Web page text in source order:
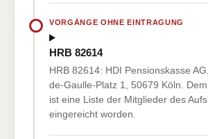
VORGÄNGE OHNE EINTRAGUNG
HRB 82614
HRB 82614: HDI Pensionskasse
de-Gaulle-Platz 1, 50679 Köln.
ist eine Liste der Mitglieder des
eingereicht worden.